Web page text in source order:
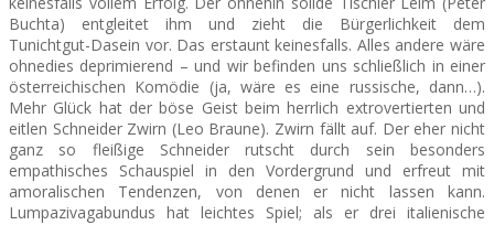
Buchta) entgleitet ihm und zieht die Bürgerlichkeit dem
Tunichtgut-Dasein vor. Das erstaunt keinesfalls. Alles andere wäre
ohnedies deprimierend – und wir befinden uns schließlich in einer
österreichischen Komödie (ja, wäre es eine russische, dann…).
Mehr Glück hat der böse Geist beim herrlich extrovertierten und
eitlen Schneider Zwirn (Leo Braune). Zwirn fällt auf. Der eher nicht
ganz so fleißige Schneider rutscht durch sein besonders
empathisches Schauspiel in den Vordergrund und erfreut mit
amoralischen Tendenzen, von denen er nicht lassen kann.
Lumpazivagabundus hat leichtes Spiel; als er drei italienische